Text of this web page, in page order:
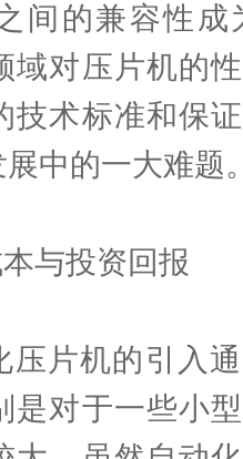
间的兼容性成
域对压片机的
技术标准和保
中的一大难题
投资回报
片机的引入通
是对于一些小